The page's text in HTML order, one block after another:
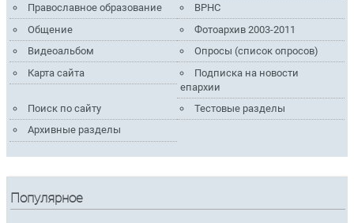
Православное образование
ВРНС
Общение
Фотоархив 2003-2011
Видеоальбом
Опросы (список опросов)
Карта сайта
Подписка на новости
епархии
Поиск по сайту
Тестовые разделы
Архивные разделы
Популярное